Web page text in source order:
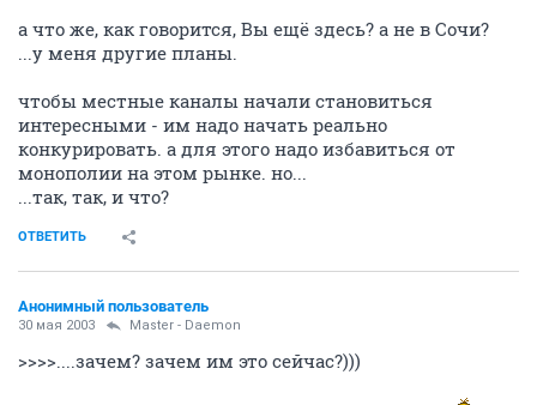
а что же, как говорится, Вы ещё здесь? а не в Сочи?
...у меня другие планы.
чтобы местные каналы начали становиться
интересными - им надо начать реально
конкурировать. а для этого надо избавиться от
монополии на этом рынке. но...
...так, так, и что?
ОТВЕТИТЬ
Анонимный пользователь
30 мая 2003 Master - Daemon
>>>>....зачем? зачем им это сейчас?)))